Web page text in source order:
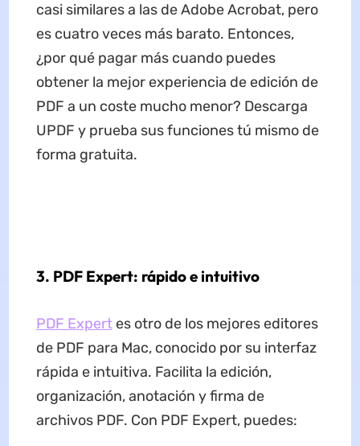
casi similares a las de Adobe Acrobat, pero
es cuatro veces más barato. Entonces,
¿por qué pagar más cuando puedes
obtener la mejor experiencia de edición de
PDF a un coste mucho menor? Descarga
UPDF y prueba sus funciones tú mismo de
forma gratuita.
3. PDF Expert: rápido e intuitivo
PDF Expertes otro de los mejores editores
de PDF para Mac, conocido por su interfaz
rápida e intuitiva. Facilita la edición,
organización, anotación y firma de
archivos PDF. Con PDF Expert, puedes: